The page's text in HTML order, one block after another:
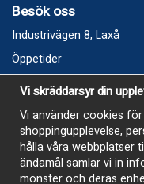
Besök oss
Industrivägen 8, Laxå
Öppetider
Vecka 32
Måndag kl 9-12, kl 13 - 15
Onsdag kl 9-12, kl 13 - 15
Tisdag, Tordag och
E-Handelsbutiken är
Vi skräddarsyr din
Vi använder cookies
shoppingupplevelse,
hålla våra webbplatser
ändamål samlar vi in
mönster och deras